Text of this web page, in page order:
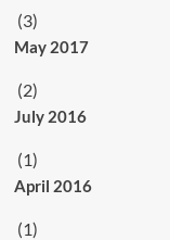
(3)
May 2017
(2)
July 2016
(1)
April 2016
(1)